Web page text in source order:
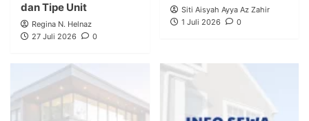
dan Tipe Unit
Regina N. Helnaz
27 Juli 2026
0
Siti Aisyah Ayya Az Zahir
1 Juli 2026
0